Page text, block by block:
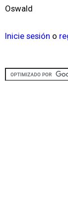
Oswald
Inicie sesión o